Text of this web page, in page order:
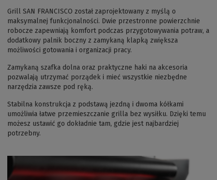
Grill SAN FRANCISCO został zaprojektowany z myślą o
maksymalnej funkcjonalności. Dwie przestronne powierzchnie
robocze zapewniają komfort podczas przygotowywania potraw, a
dodatkowy palnik boczny z zamykaną klapką zwiększa
możliwości gotowania i organizacji pracy.
Zamykaną szafka dolna oraz praktyczne haki na akcesoria
pozwalają utrzymać porządek i mieć wszystkie niezbędne
narzędzia zawsze pod ręką.
Stabilna konstrukcja z podstawą jezdną i dwoma kółkami
umożliwia łatwe przemieszczanie grilla bez wysiłku. Dzięki temu
możesz ustawić go dokładnie tam, gdzie jest najbardziej
potrzebny.